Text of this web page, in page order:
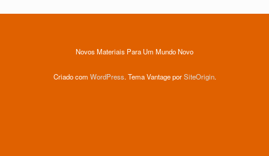
Novos Materiais Para Um Mundo Novo
Criado com WordPress. Tema Vantage porSiteOrigin.